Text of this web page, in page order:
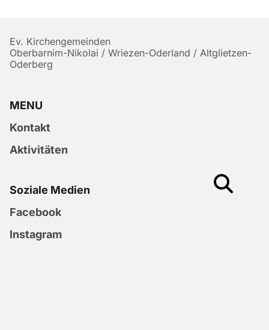
Ev. Kirchengemeinden
Oberbarnim-Nikolai / Wriezen-Oderland / Altglietzen-
Oderberg
MENU
Kontakt
Aktivitäten
Soziale Medien
Facebook
Instagram